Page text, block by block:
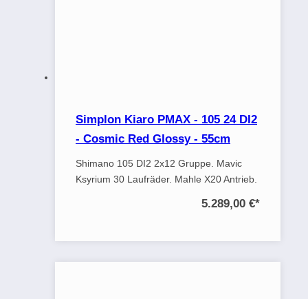
Simplon Kiaro PMAX - 105 24 DI2
- Cosmic Red Glossy - 55cm
Shimano 105 DI2 2x12 Gruppe. Mavic
Ksyrium 30 Laufräder. Mahle X20 Antrieb.
5.289,00 €*